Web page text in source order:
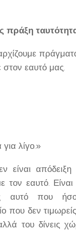
πράξη
εαυτό μας.
λίγο.»
είναι απόδειξη
τον εαυτό.
αυτό που
που δεν
του δίνεις